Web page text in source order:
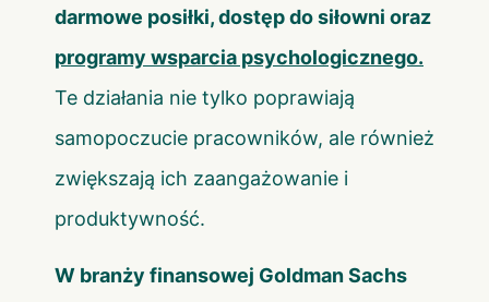
darmowe posiłki, dostęp do siłowni oraz
programy wsparcia psychologicznego.
Te działania nie tylko poprawiają
samopoczucie pracowników, ale również
zwiększają ich zaangażowanie i
produktywność.
W branży finansowej Goldman Sachs